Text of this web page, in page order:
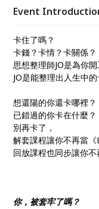
沒錢、要愛沒愛
Event
卡住了嗎？
卡錢？卡情？卡關係？
思想整理師JO是為你開
JO是能整理出人生中的
想還陽的你還卡哪裡？
已錯過的你卡在什麼？
別再卡了，
解套課程讓你不再當《
回放課程也同步讓你不
你，被套牢了嗎？